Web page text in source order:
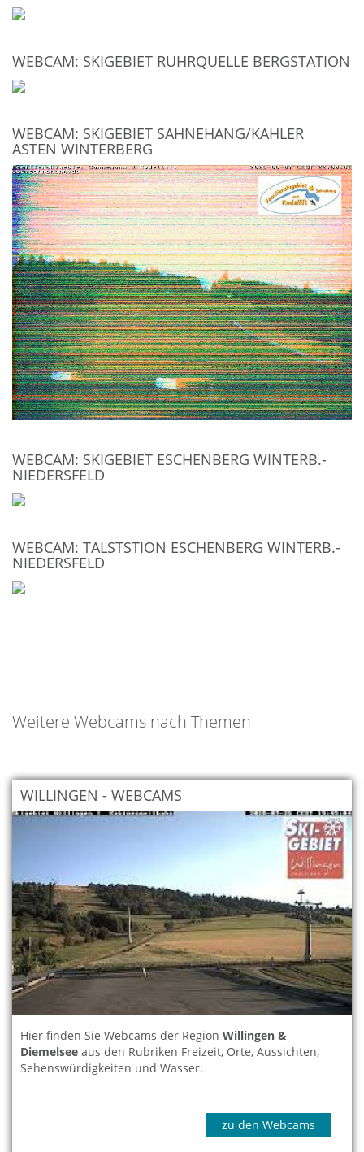
WEBCAM: SKIGEBIET RUHRQUELLE BERGSTATION
WEBCAM: SKIGEBIET SAHNEHANG/KAHLER
ASTEN WINTERBERG
WEBCAM: SKIGEBIET ESCHENBERG WINTERB.-
NIEDERSFELD
WEBCAM: TALSTSTION ESCHENBERG WINTERB.-
NIEDERSFELD
Weitere Webcams nach Themen
WILLINGEN - WEBCAMS
Hier finden Sie Webcams der Region Willingen &
Diemelsee aus den Rubriken Freizeit, Orte, Aussichten,
Sehenswürdigkeiten und Wasser.
zu den Webcams